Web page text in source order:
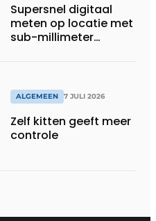
Supersnel digitaal
meten op locatie met
sub-millimeter
ALGEMEEN 7 JULI 2026
Zelf kitten geeft meer
controle